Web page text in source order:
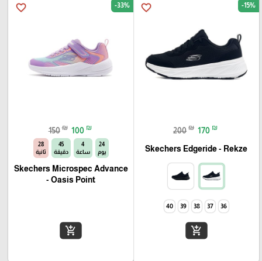
favorite_border -15%
200 ₪ 170 ₪
Skechers Edgeride - Rekze‏
36
37
38
39
40
add_shopping_cart
favorite_border -33%
150 ₪ 100 ₪
24
يوم
4
ساعة
45
دقيقة
27
ثانية
Skechers Microspec Advance
- Oasis Point
add_shopping_cart